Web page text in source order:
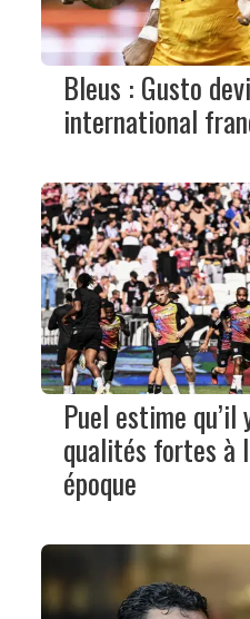
Bleus : Gusto
international
Puel estime qu’il
qualités fortes à
époque